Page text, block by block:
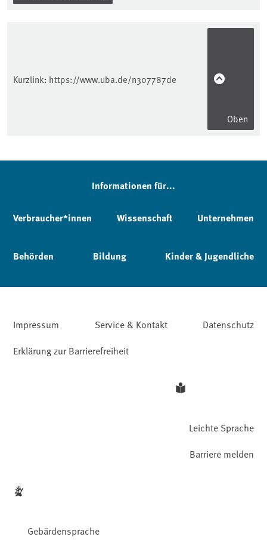
Kurzlink: https://www.uba.de/n307787de
Oben
Informationen für...
Verbraucher*innen Wissenschaft Unternehmen
Behörden Bildung Kinder & Jugendliche
Impressum Service & Kontakt
Datenschutz
Erklärung zur Barrierefreiheit
Leichte Sprache
Gebärdensprache
Barriere melden